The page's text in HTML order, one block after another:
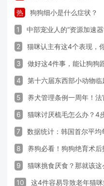
热 狗狗细小是什么症状？
1 中部宠业人的“资源加速
2 猫咪认主有这4个表现，
3 做好这4件事，能让狗狗
4 第十六届东西部小动物
5 养犬管理条例一周年！
6 猫咪讨厌梳毛怎么办？4
7 数据统计：韩国首尔平
8 养狗必看！狗狗绝育术
9 猫咪挑食厌食？那就该这
10 这4件容易导致老年猫